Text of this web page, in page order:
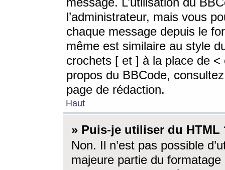
l’administrateur, mais vous
chaque message depuis le
même est similaire au style
crochets [ et ] à la place de <
propos du BBCode,
page de rédaction.
Haut
» Puis-je utiliser du HTML
Non. Il n’est pas possible
majeure partie du